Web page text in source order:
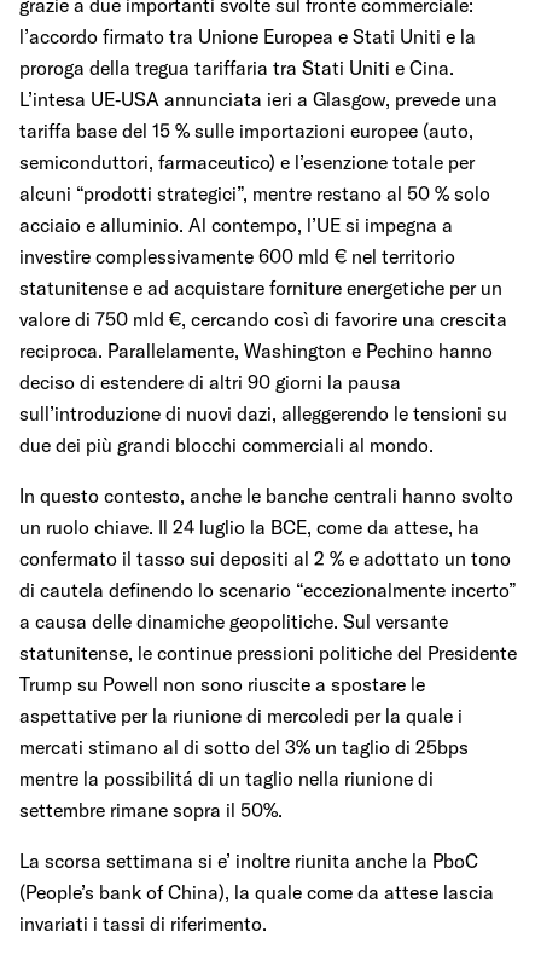
grazie a due importanti svolte sul fronte commerciale:
l’accordo firmato tra Unione Europea e Stati Uniti e la
proroga della tregua tariffaria tra Stati Uniti e Cina.
L’intesa UE‑USA annunciata ieri a Glasgow, prevede una
tariffa base del 15 % sulle importazioni europee (auto,
semiconduttori, farmaceutico) e l’esenzione totale per
alcuni “prodotti strategici”, mentre restano al 50 % solo
acciaio e alluminio. Al contempo, l’UE si impegna a
investire complessivamente 600 mld € nel territorio
statunitense e ad acquistare forniture energetiche per un
valore di 750 mld €, cercando così di favorire una crescita
reciproca. Parallelamente, Washington e Pechino hanno
deciso di estendere di altri 90 giorni la pausa
sull’introduzione di nuovi dazi, alleggerendo le tensioni su
due dei più grandi blocchi commerciali al mondo.
In questo contesto, anche le banche centrali hanno svolto
un ruolo chiave. Il 24 luglio la BCE, come da attese, ha
confermato il tasso sui depositi al 2 % e adottato un tono
di cautela definendo lo scenario “eccezionalmente incerto”
a causa delle dinamiche geopolitiche. Sul versante
statunitense, le continue pressioni politiche del Presidente
Trump su Powell non sono riuscite a spostare le
aspettative per la riunione di mercoledi per la quale i
mercati stimano al di sotto del 3% un taglio di 25bps
mentre la possibilitá di un taglio nella riunione di
settembre rimane sopra il 50%.
La scorsa settimana si e’ inoltre riunita anche la PboC
(People’s bank of China), la quale come da attese lascia
invariati i tassi di riferimento.